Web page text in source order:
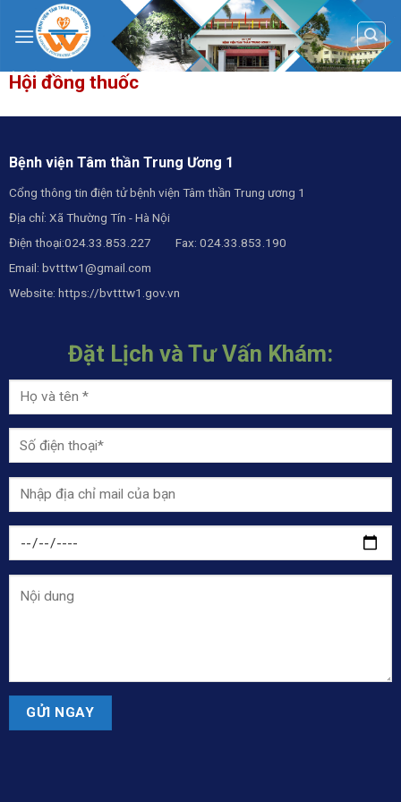
content
Hội đồng thuốc
Bệnh viện Tâm thần Trung Ương 1
Cổng thông tin điện tử bệnh viện Tâm thần Trung ương 1
Địa chỉ: Xã Thường Tín - Hà Nội
Điện thoại:024.33.853.227 Fax: 024.33.853.190
Email: bvtttw1@gmail.com
Website: https://bvtttw1.gov.vn
Đặt Lịch và Tư Vấn Khám: